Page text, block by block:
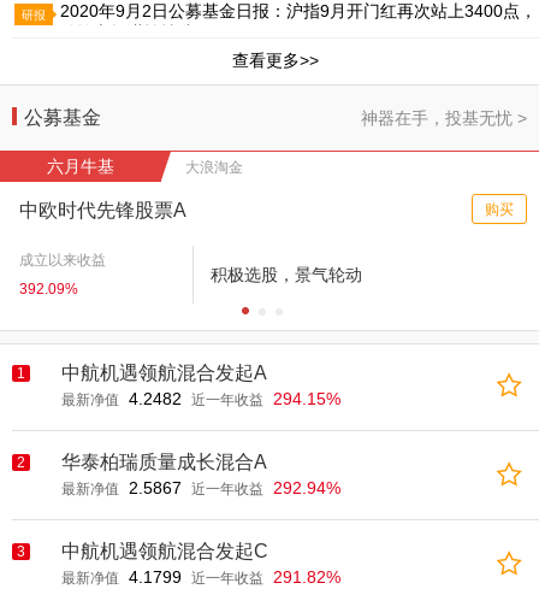
研报
2020年9月2日公募基金日报：沪指9月开门红再次站上3400点，
查看更多>>
神器在手，投基无忧 >
公募基金
六月牛基 大浪淘金
购买
中欧时代先锋股票A
成立以来收益
392.09%
积极选股，景气轮动
1 中航机遇领航混合发起A
最新净值 4.2482 近一年收益 294.15%
2 华泰柏瑞质量成长混合A
最新净值 2.5867 近一年收益 292.94%
3 中航机遇领航混合发起C
最新净值 4.1799 近一年收益 291.82%